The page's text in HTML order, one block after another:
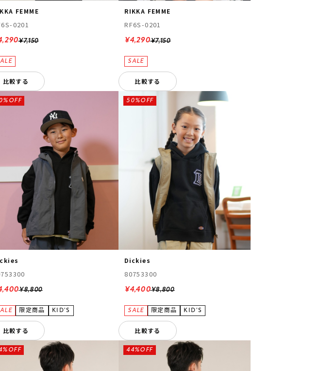
FEMME
0201
¥7,150
比較する
RIKKA FEMME
RF6S-0201
¥7,150
¥4,290
比較する
¥8,800
比較する
Dickies
80753300
¥8,800
50%OFF
¥4,400
比較する
44%OFF